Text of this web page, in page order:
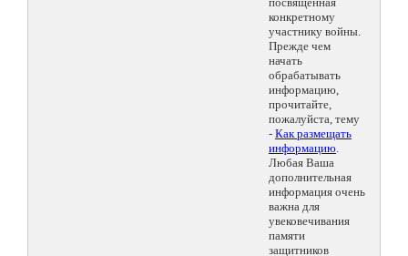
конкретному
участнику войны.
Прежде чем
начать
обрабатывать
информацию,
прочитайте,
пожалуйста, тему
- Как размещать
информацию.
Любая Ваша
дополнительная
информация очень
важна для
увековечивания
памяти
защитников